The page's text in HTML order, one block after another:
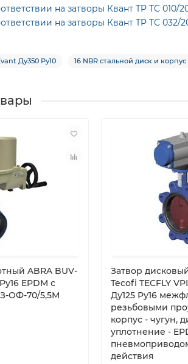
на затворы Квант TP TC 010/
на затворы Квант TP TC 032/
Ду350 Ру10 16 NBR стальной диск и
ABRA BUV-
EPDM с
ОФ-70/5,5М
Затвор
Tecofi TECFLY
Ду125 Ру16
резьбовыми
корпус - чугун,
уплотнение -
действия